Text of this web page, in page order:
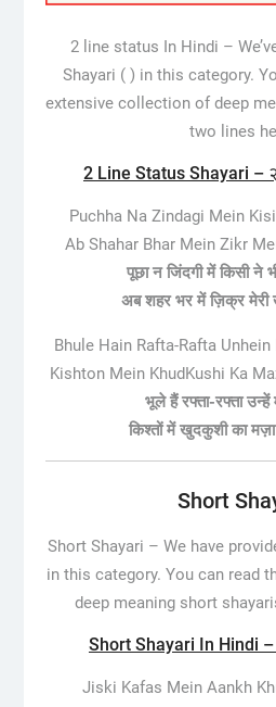
2 line status In Hindi –
Shayari ( ) in this category.
extensive collection of deep
two lines
2 Line Status Shayari – २
Puchha Na Zindagi Mein
Ab Shahar Bhar Mein Zikr
पूछा न जिंदगी में किसी ने
अब शहर भर में ज़िक्र मेरी
Bhule Hain Rafta-Rafta
Kishton Mein KhudKushi Ka
भूले हैं रफ्ता-रफ्ता उन्हें
किश्तों में खुदकुशी का
Short
Short Shayari – We have
in this category. You can read
deep meaning short
Short Shayari In Hindi –
Jiski Kafas Mein Aankh